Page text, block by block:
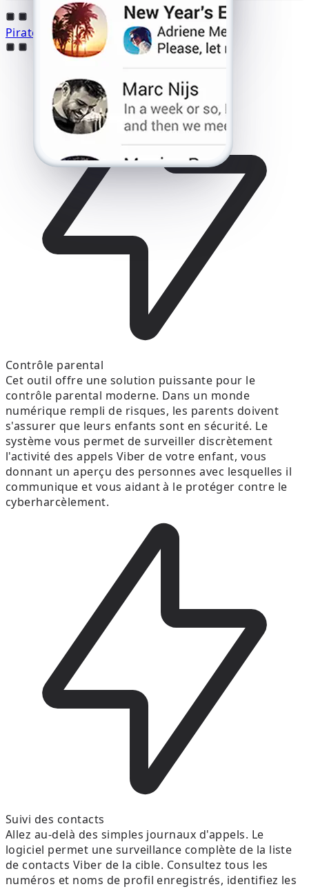
Pirater un compte Viber
Contrôle parental
Cet outil offre une solution puissante pour le
contrôle parental moderne. Dans un monde
numérique rempli de risques, les parents doivent
s'assurer que leurs enfants sont en sécurité. Le
système vous permet de surveiller discrètement
l'activité des appels Viber de votre enfant, vous
donnant un aperçu des personnes avec lesquelles il
communique et vous aidant à le protéger contre le
cyberharcèlement.
Suivi des contacts
Allez au-delà des simples journaux d'appels. Le
logiciel permet une surveillance complète de la liste
de contacts Viber de la cible. Consultez tous les
numéros et noms de profil enregistrés, identifiez les